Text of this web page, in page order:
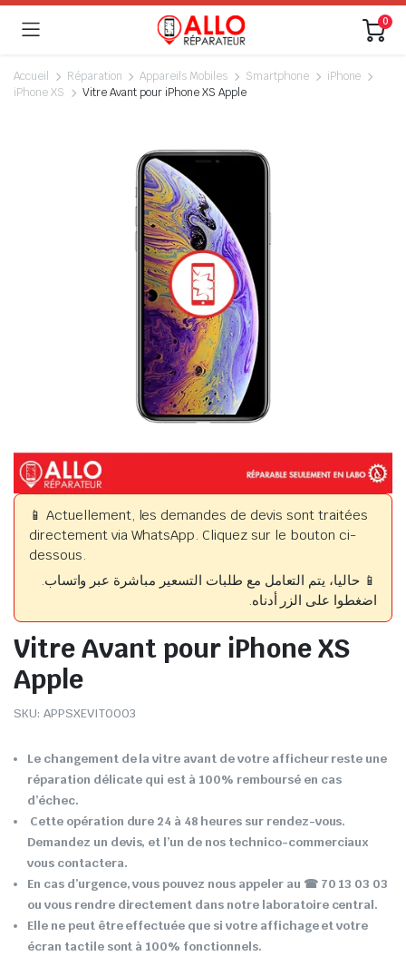
0
Accueil Réparation Appareils Mobiles Smartphone
iPhone
iPhone XS
Vitre Avant pour iPhone XS Apple
📱 Actuellement, les demandes de devis sont traitées
directement via WhatsApp. Cliquez sur le bouton ci-
dessous.
📱 حاليا، يتم التعامل مع طلبات التسعير مباشرة عبر واتساب.
اضغطوا على الزر أدناه.
Vitre Avant pour iPhone XS
Apple
SKU: APPSXEVIT0003
Le changement de la vitre avant de votre afficheur reste une
réparation délicate qui est à 100% remboursé en cas
d’échec.
Cette opération dure 24 à 48 heures sur rendez-vous.
Demandez un devis, et l’un de nos technico-commerciaux
vous contactera.
En cas d’urgence, vous pouvez nous appeler au ☎ 70 13 03 03
ou vous rendre directement dans notre laboratoire central.
Elle ne peut être effectuée que si votre affichage et votre
écran tactile sont à 100% fonctionnels.